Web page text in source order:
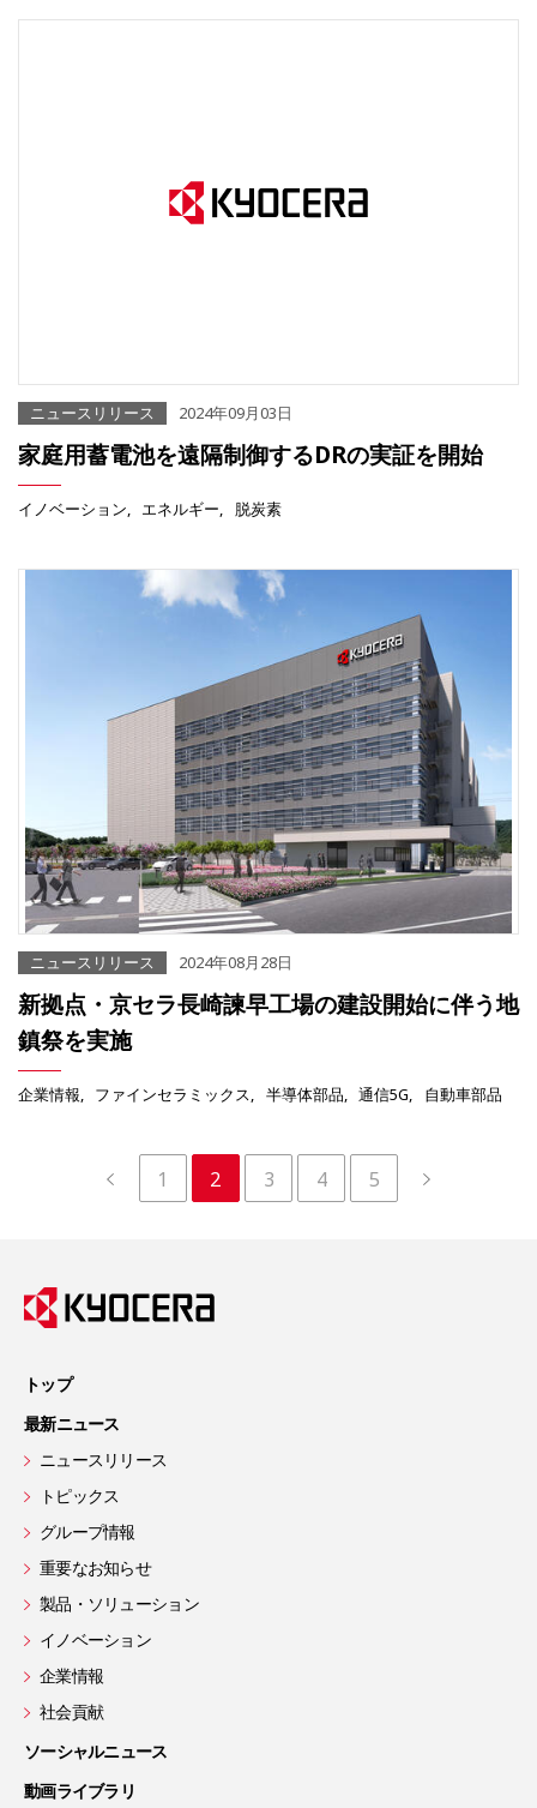
ニュースリリース 2024年09月03日
家庭用蓄電池を遠隔制御するDRの実証を開始
イノベーション エネルギー 脱炭素
ニュースリリース 2024年08月28日
新拠点・京セラ長崎諫早工場の建設開始に伴う地
鎮祭を実施
企業情報 ファインセラミックス 半導体部品 通信5G 自動車部品
1 2 3 4 5
トップ
最新ニュース
ニュースリリース
トピックス
グループ情報
重要なお知らせ
製品・ソリューション
イノベーション
企業情報
社会貢献
ソーシャルニュース
動画ライブラリ